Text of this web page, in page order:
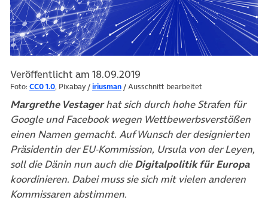
Veröffentlicht am 18.09.2019
Foto: CC0 1.0, Pixabay /iriusman / Ausschnitt bearbeitet
Margrethe Vestagerhat sich durch hohe Strafen für
Google und Facebook wegen Wettbewerbsverstößen
einen Namen gemacht. Auf Wunsch der designierten
Präsidentin der EU-Kommission, Ursula von der Leyen,
soll die Dänin nun auch dieDigitalpolitik für Europa
koordinieren. Dabei muss sie sich mit vielen anderen
Kommissaren abstimmen.